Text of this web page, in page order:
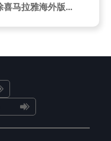
喜马拉雅国外用不了：如何解除喜马拉雅海外版权限制